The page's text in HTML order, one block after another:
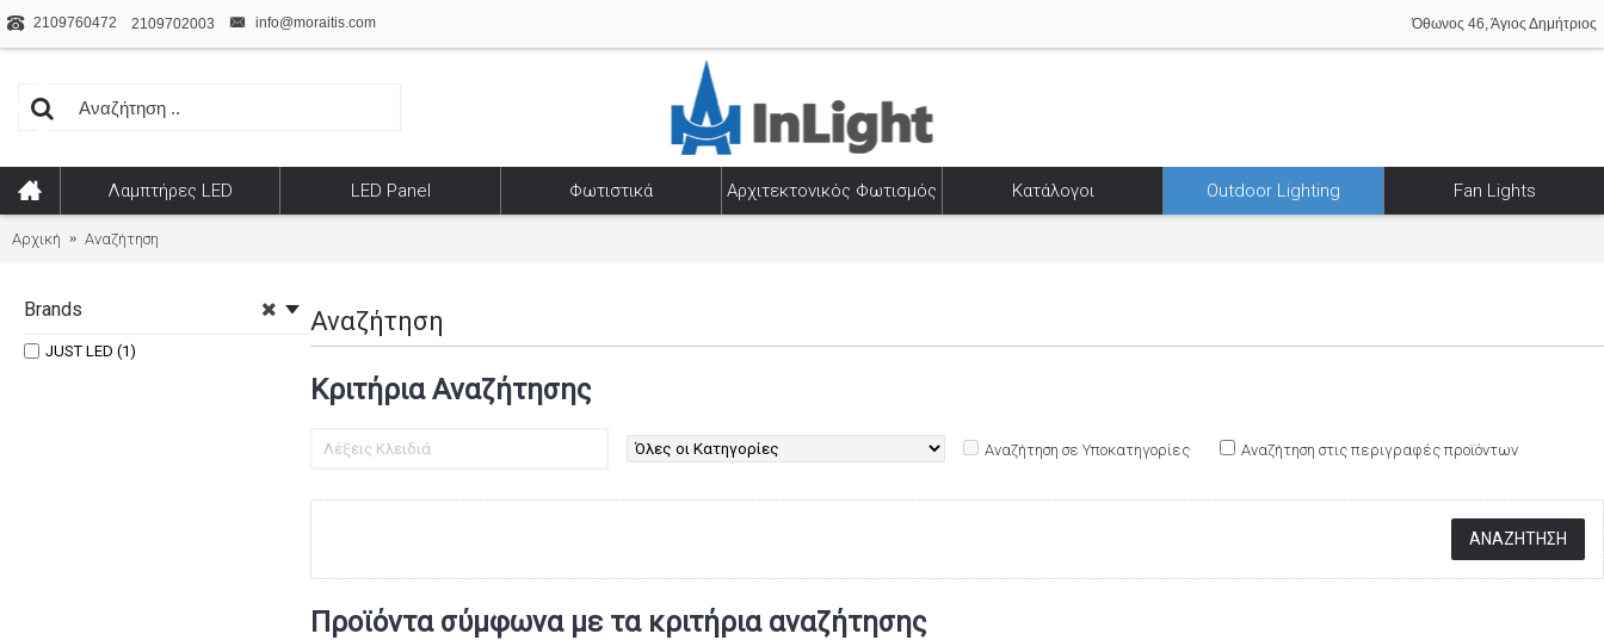
2109760472 2109702003 info@moraitis.com Όθωνος 46, Άγιος Δημήτριος
Λαμπτήρες LED LED Panel Φωτιστικά Αρχιτεκτονικός Φωτισμός Κατάλογοι Outdoor Lighting Fan Lights
Αρχική Αναζήτηση
Brands
JUST LED (1)
Αναζήτηση
Κριτήρια Αναζήτησης
Αναζήτηση σε Υποκατηγορίες Αναζήτηση στις περιγραφές προϊόντων
Προϊόντα σύμφωνα με τα κριτήρια αναζήτησης